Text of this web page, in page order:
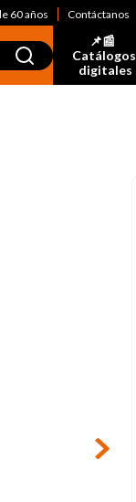
60 años Contáctanos
📌📰
Catálogos
digitales